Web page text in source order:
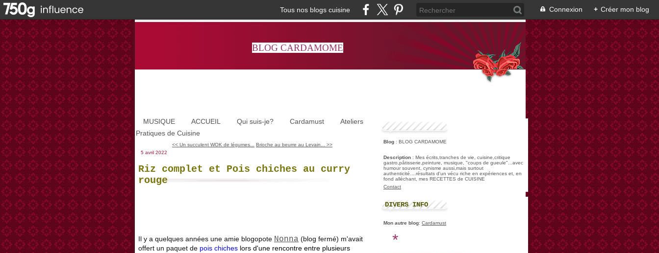
Tous nos blogs cuisine Connexion + Créer mon blog
BLOG CARDAMOME
MUSIQUE ACCUEIL Qui suis-je? Cardamust
Ateliers
Pratiques de Cuisine
<< Un succulent WOK de légumes...
Brioche au beurre au Levain... >>
5 avril 2022
Riz complet et Pois chiches au curry
rouge
Il y a quelques années une amie blogopote Nonna (blog fermé) m'avait
offert un paquet de pois chiches lors d'une rencontre entre plusieurs
Blog : BLOG CARDAMOME
Description : Mes écrits,tranches de vie, cuisine,critique
gastro,pâtisserie,peinture, musique, "coups de gueule"...avec
humour souvent, cynisme aussi,mais surtout
authenticité....résultats d'un vécu riche en expériences et, en
fond alléchant, mes RECETTES de CUISINE
Contact
DIVERS INFO
Mon autre blog: Cardamust
*